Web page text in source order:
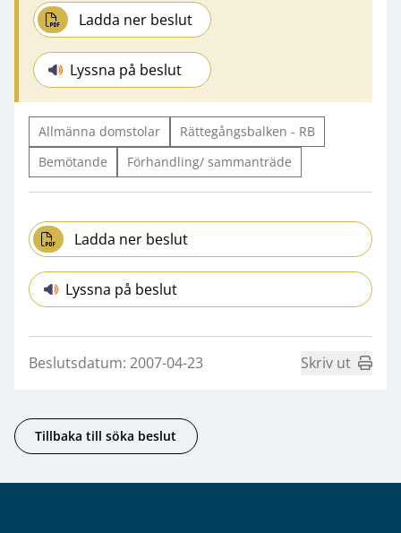
Ladda ner beslut
Lyssna på beslut
Allmänna domstolar
Rättegångsbalken - RB
Bemötande
Förhandling/ sammanträde
Ladda ner beslut
Lyssna på beslut
Beslutsdatum: 2007-04-23 Skriv ut
Tillbaka till söka beslut